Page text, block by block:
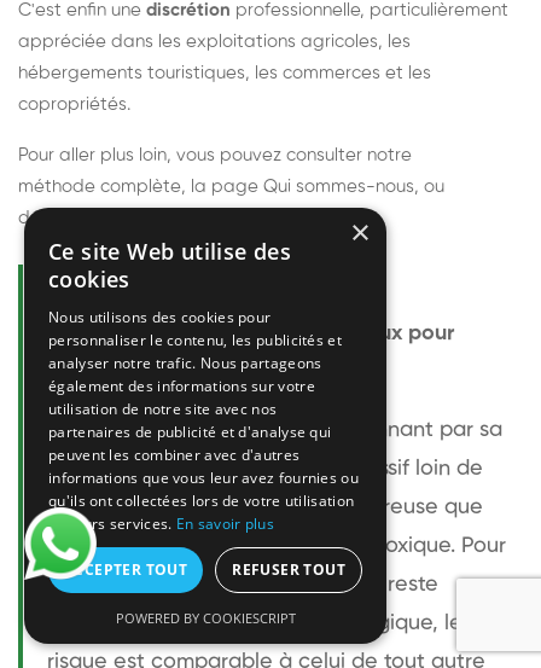
C'est enfin une discrétion professionnelle, particulièrement
appréciée dans les exploitations agricoles, les
hébergements touristiques, les commerces et les
copropriétés.
Pour aller plus loin, vous pouvez consulter notre
méthode complète, la page Qui sommes-nous, ou
découvrir
Questions fréquentes
Le frelon européen est-il dangereux pour
l'homme ?
Le frelon européen est impressionnant par sa
taille mais relativement peu agressif loin de
son nid. Sa piqûre est plus douloureuse que
celle d'une guêpe sans être plus toxique. Pour
une personne non allergique, elle reste
bénigne. Pour une personne allergique, le
risque est comparable à celui de tout autre
×
Ce site Web utilise des
cookies
Nous utilisons des cookies pour
personnaliser le contenu, les publicités et
analyser notre trafic. Nous partageons
également des informations sur votre
utilisation de notre site avec nos
partenaires de publicité et d'analyse qui
peuvent les combiner avec d'autres
informations que vous leur avez fournies ou
qu'ils ont collectées lors de votre utilisation
de leurs services. En savoir plus
ACCEPTER TOUT REFUSER TOUT
POWERED BY COOKIESCRIPT